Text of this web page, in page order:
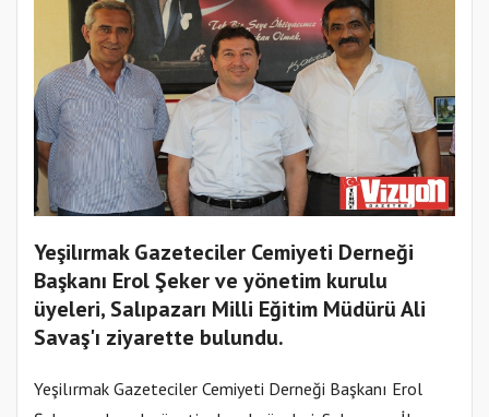
Yeşilırmak Gazeteciler Cemiyeti Derneği
Başkanı Erol Şeker ve yönetim kurulu
üyeleri, Salıpazarı Milli Eğitim Müdürü Ali
Savaş'ı ziyarette bulundu.
Yeşilırmak Gazeteciler Cemiyeti Derneği Başkanı Erol